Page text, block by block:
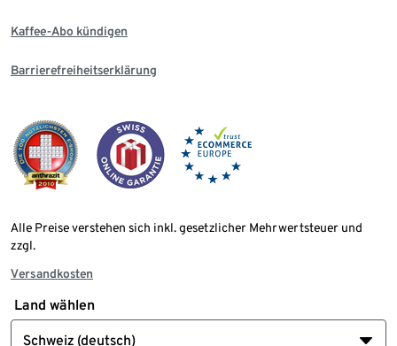
Kaffee-Abo kündigen
Barrierefreiheitserklärung
Alle Preise verstehen sich inkl. gesetzlicher Mehrwertsteuer und
zzgl.
Versandkosten
Land wählen
Schweiz (deutsch)